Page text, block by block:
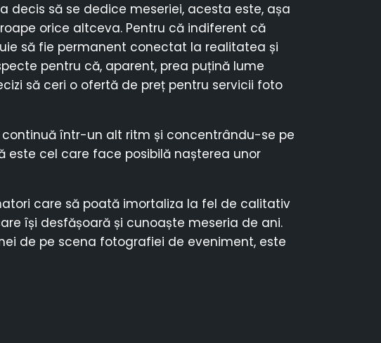
să se dedice meseriei, acesta este, așa
orice altceva. Pentru că indiferent că
să fie permanent conectat la realitatea și
pentru că, aparent, prea puțină lume
să ceri o ofertă de preț pentru servicii foto
într-un alt ritm și concentrându-se pe
cel care face posibilă nașterea unor
care să poată imortaliza la fel de calitativ
își desfășoară și cunoaște meseria de ani.
de pe scena fotografiei de eveniment, este